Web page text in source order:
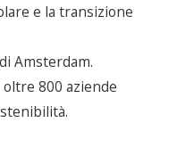
e la transizione
Amsterdam.
800 aziende